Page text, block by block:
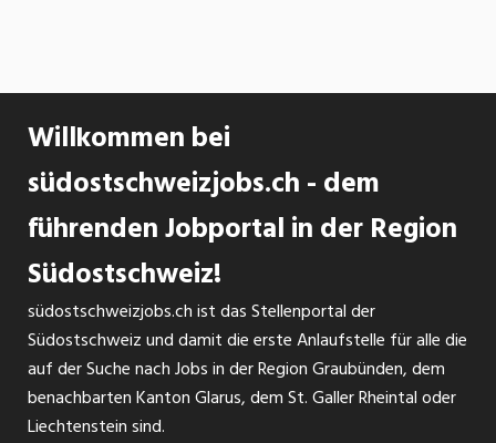
Willkommen bei
südostschweizjobs.ch - dem
führenden Jobportal in der Region
Südostschweiz!
südostschweizjobs.ch ist das Stellenportal der
Südostschweiz und damit die erste Anlaufstelle für alle die
auf der Suche nach Jobs in der Region Graubünden, dem
benachbarten Kanton Glarus, dem St. Galler Rheintal oder
Liechtenstein sind.